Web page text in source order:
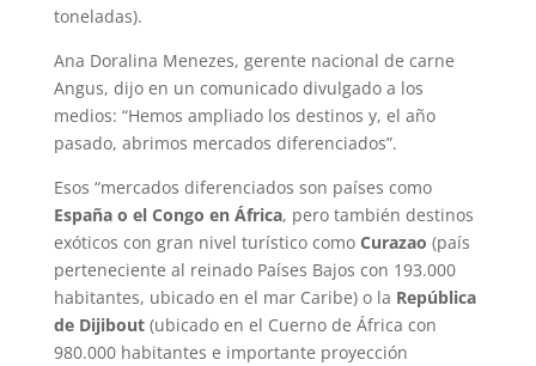
toneladas).
Ana Doralina Menezes, gerente nacional de carne
Angus, dijo en un comunicado divulgado a los
medios: “Hemos ampliado los destinos y, el año
pasado, abrimos mercados diferenciados”.
Esos “mercados diferenciados son países como
España o el Congo en África, pero también destinos
exóticos con gran nivel turístico como Curazao (país
perteneciente al reinado Países Bajos con 193.000
habitantes, ubicado en el mar Caribe) o la República
de Dijibout(ubicado en el Cuerno de África con
980.000 habitantes e importante proyección